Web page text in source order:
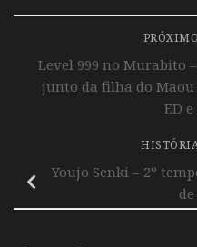
Level 999 no Murabito
junto da filha do
ED
Youjo Senki – 2º